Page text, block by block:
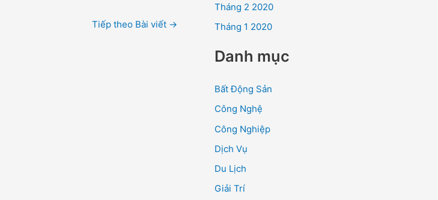
Tiếp theo Bài viết →
Tháng 2 2020
Tháng 1 2020
Danh mục
Bất Động Sản
Công Nghệ
Công Nghiệp
Dịch Vụ
Du Lịch
Giải Trí